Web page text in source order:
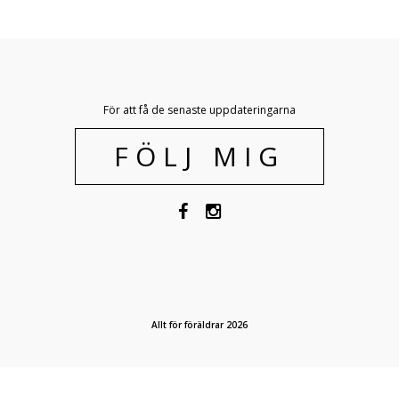
För att få de senaste uppdateringarna
FÖLJ MIG
Allt för föräldrar 2026